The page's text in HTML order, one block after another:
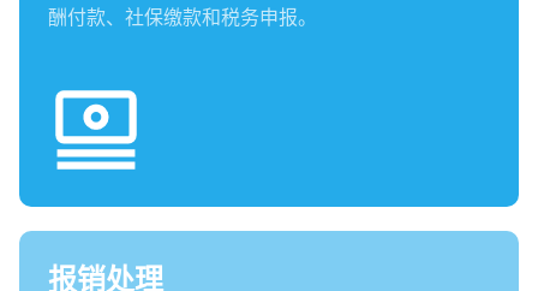
酬付款、社保缴款和税务申报。
报销处理